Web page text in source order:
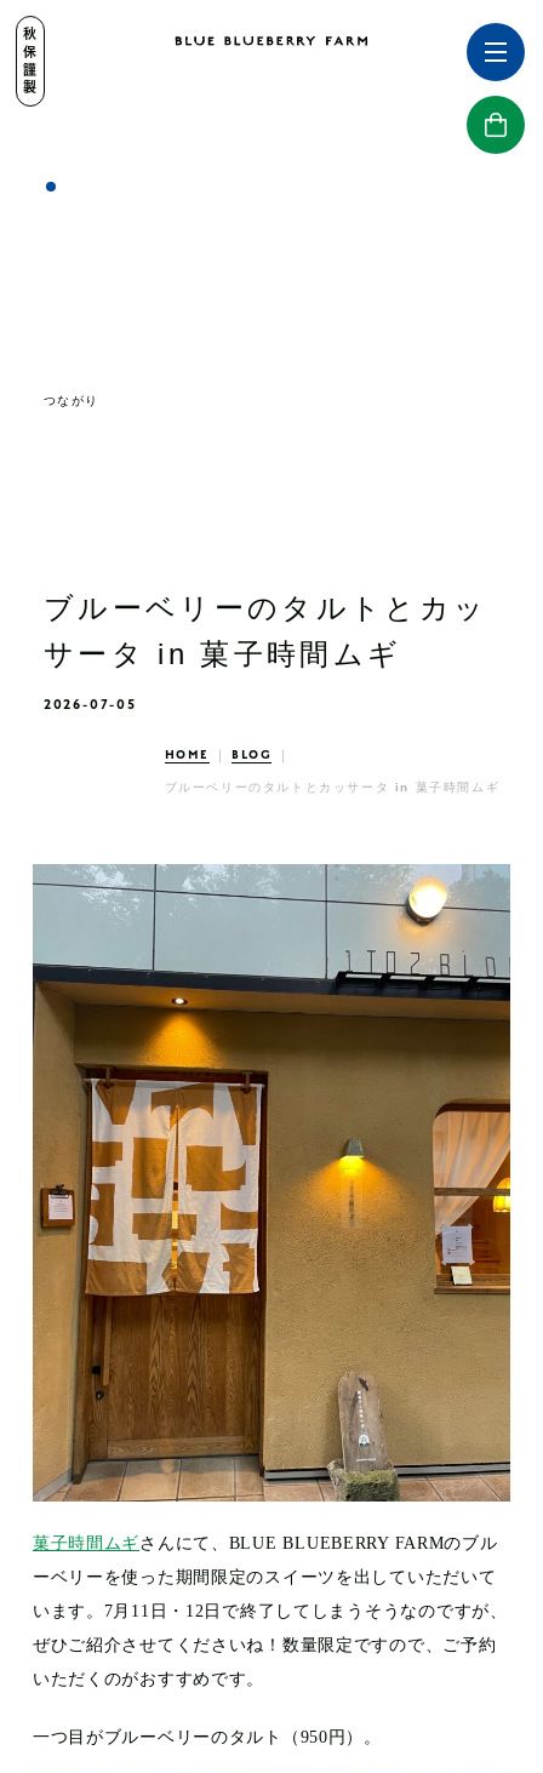
秋保謹製
つながり
ブルーベリーのタルトとカッ
サータ in 菓子時間ムギ
2026-07-05
HOME BLOG
ブルーベリーのタルトとカッサータ in 菓子時間ムギ
菓子時間ムギさんにて、BLUE BLUEBERRY FARMのブル
ーベリーを使った期間限定のスイーツを出していただいて
います。7月11日・12日で終了してしまうそうなのですが、
ぜひご紹介させてくださいね！数量限定ですので、ご予約
いただくのがおすすめです。
一つ目がブルーベリーのタルト（950円）。